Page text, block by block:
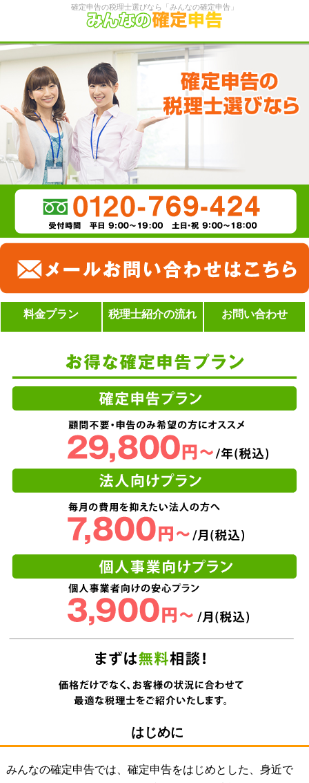
確定申告の税理士選びなら「みんなの確定申告」
料金プラン 税理士紹介の流れ お問い合わせ
はじめに
みんなの確定申告では、確定申告をはじめとした、身近で